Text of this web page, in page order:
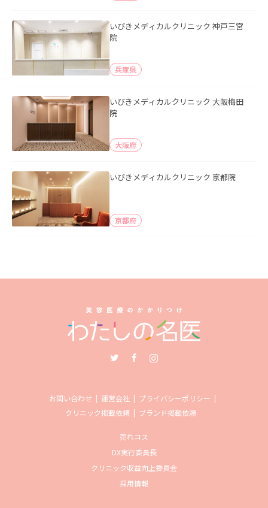
いびきメディカルクリニック 神戸三宮
院
兵庫県
いびきメディカルクリニック 大阪梅田
院
大阪府
いびきメディカルクリニック 京都院
京都府
お問い合わせ 運営会社
プライバシーポリシー
クリニック掲載依頼
ブランド掲載依頼
売れコス
DX実行委員長
クリニック収益向上委員会
採用情報